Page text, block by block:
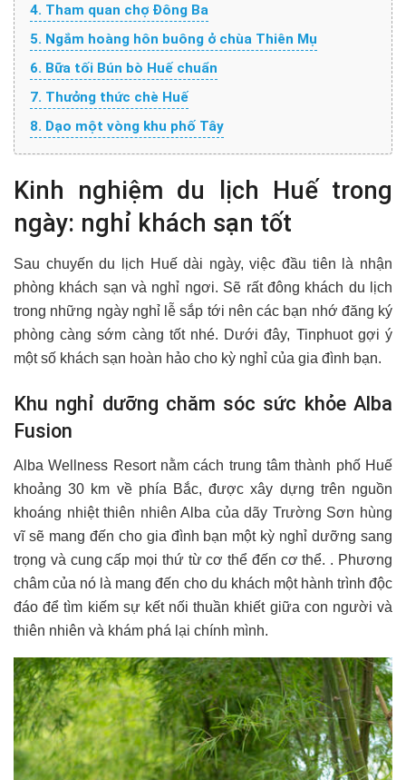
4. Tham quan chợ Đông Ba
5. Ngắm hoàng hôn buông ở chùa Thiên Mụ
6. Bữa tối Bún bò Huế chuẩn
7. Thưởng thức chè Huế
8. Dạo một vòng khu phố Tây
Kinh nghiệm du lịch Huế trong
ngày: nghỉ khách sạn tốt
Sau chuyến du lịch Huế dài ngày, việc đầu tiên là nhận
phòng khách sạn và nghỉ ngơi. Sẽ rất đông khách du lịch
trong những ngày nghỉ lễ sắp tới nên các bạn nhớ đăng ký
phòng càng sớm càng tốt nhé. Dưới đây, Tinphuot gợi ý
một số khách sạn hoàn hảo cho kỳ nghỉ của gia đình bạn.
Khu nghỉ dưỡng chăm sóc sức khỏe Alba
Fusion
Alba Wellness Resort nằm cách trung tâm thành phố Huế
khoảng 30 km về phía Bắc, được xây dựng trên nguồn
khoáng nhiệt thiên nhiên Alba của dãy Trường Sơn hùng
vĩ sẽ mang đến cho gia đình bạn một kỳ nghỉ dưỡng sang
trọng và cung cấp mọi thứ từ cơ thể đến cơ thể. . Phương
châm của nó là mang đến cho du khách một hành trình độc
đáo để tìm kiếm sự kết nối thuần khiết giữa con người và
thiên nhiên và khám phá lại chính mình.